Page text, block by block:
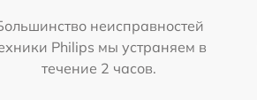
неисправностей
Philips мы устраняем в
течение 2 часов.